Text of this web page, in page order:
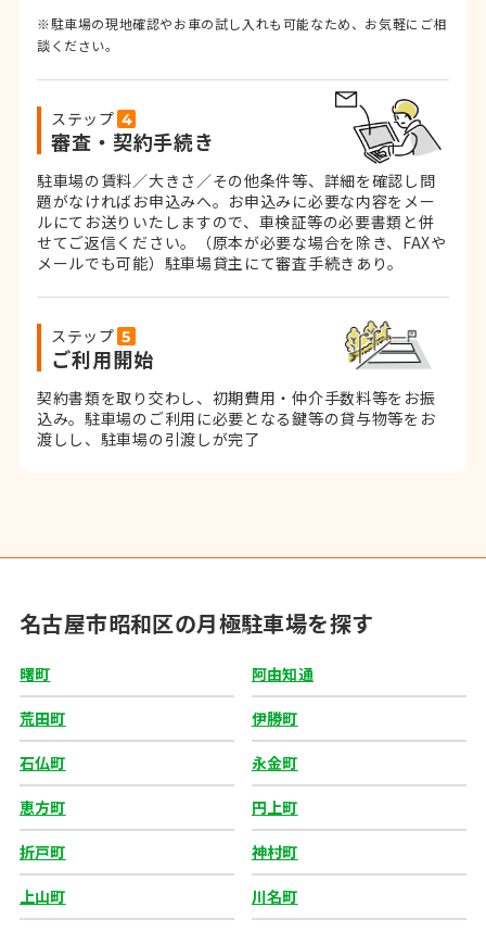
※駐車場の現地確認やお車の試し入れも可能なため、お気軽にご相
談ください。
ステップ
審査・契約手続き
駐車場の賃料／大きさ／その他条件等、詳細を確認し問
題がなければお申込みへ。お申込みに必要な内容をメー
ルにてお送りいたしますので、車検証等の必要書類と併
せてご返信ください。
（原本が必要な場合を除き、FAXや
メールでも可能） 駐車場貸主にて審査手続きあり。
ステップ
ご利用開始
契約書類を取り交わし、初期費用・仲介手数料等をお振
込み。駐車場のご利用に必要となる鍵等の貸与物等をお
渡しし、駐車場の引渡しが完了
名古屋市昭和区の月極駐車場を探す
曙町 阿由知通
荒田町 伊勝町
石仏町 永金町
恵方町 円上町
折戸町 神村町
上山町 川名町